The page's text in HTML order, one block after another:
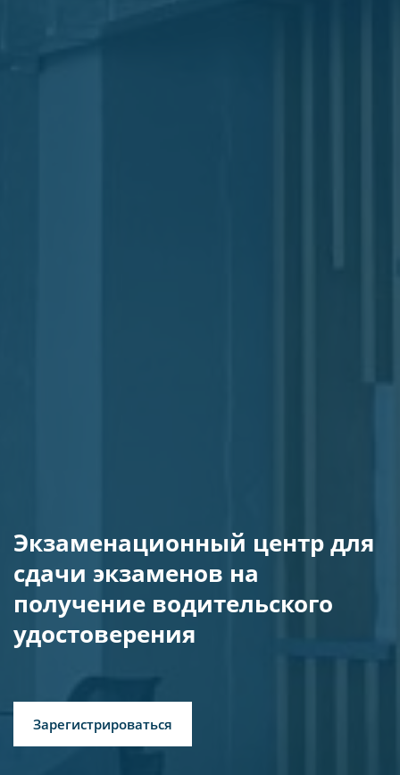
Экзаменационный центр для
сдачи экзаменов на
получение водительского
удостоверения
Зарегистрироваться